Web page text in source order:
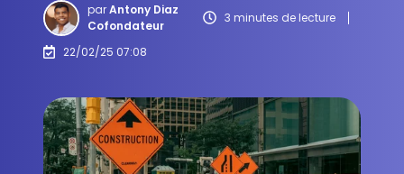
parAntony Diaz
Cofondateur
3 minutes de lecture
22/02/25 07:08